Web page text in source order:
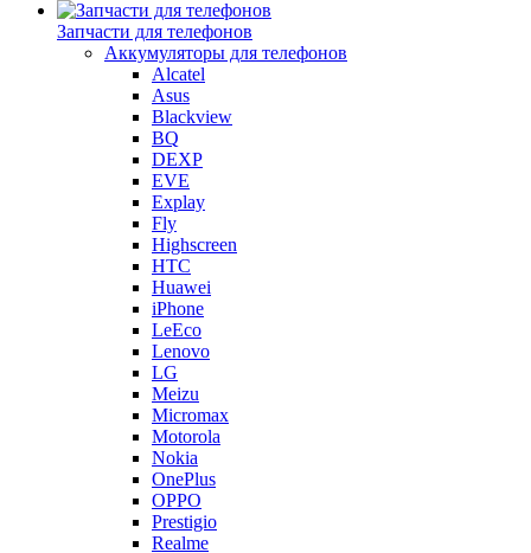
Запчасти для телефонов
Аккумуляторы для телефонов
Alcatel
Asus
Blackview
BQ
DEXP
EVE
Explay
Fly
Highscreen
HTC
Huawei
iPhone
LeEco
Lenovo
LG
Meizu
Micromax
Motorola
Nokia
OnePlus
OPPO
Prestigio
Realme